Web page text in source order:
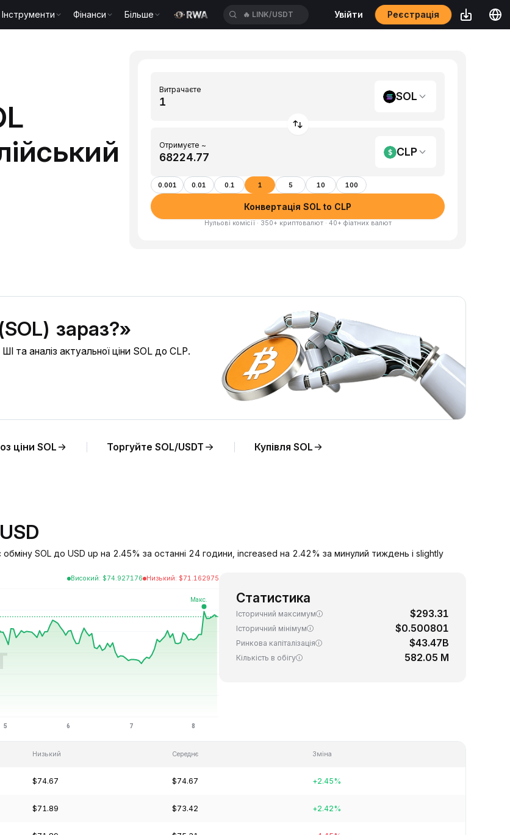
Інструменти Фінанси Більше 🔥 LINK/USDT Увійти Реєстрація
Витрачаєте
SOL
Отримуєте ~
CLP
0.001 0.01 0.1 1 5 10 100
Конвертація SOL to CLP
Нульові комісії · 350+ криптовалют · 40+ фіатних валют
зараз?»
та аналіз актуальної ціни SOL до CLP.
ціни SOL Торгуйте SOL/USDT Купівля SOL
SOL до USD up на 2.45% за останні 24 години, increased на 2.42% за минулий тиждень і slightly
Високий: $74.927176 Низький: $71.162975
Статистика
Історичний максимум $293.31
Історичний мінімум $0.500801
Ринкова капіталізація $43.47B
Кількість в обігу 582.05 M
Низький Середнє Зміна
$74.67 $74.67 +2.45%
$71.89 $73.42 +2.42%